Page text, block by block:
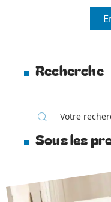
Recherche
Sous les